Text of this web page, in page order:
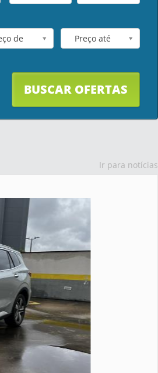
de Preço até
BUSCAR OFERTAS
Ir para notícias